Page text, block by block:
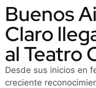
Buenos
Claro
al Teatro
Desde sus inicios en
creciente